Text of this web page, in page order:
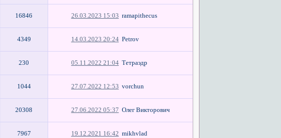
16846 26.03.2023 15:03 ramapithecus
4349 14.03.2023 20:24 Petrov
230 05.11.2022 21:04 Тетраэдр
1044 27.07.2022 12:53 vorchun
20308 27.06.2022 05:37 Олег Викторович
7967 19.12.2021 16:42 mikhvlad